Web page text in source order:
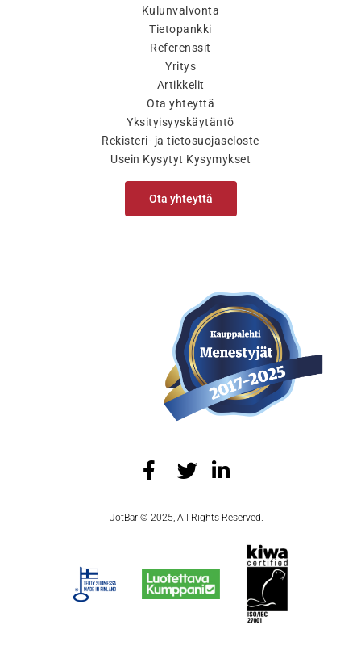
Kulunvalvonta
Tietopankki
Referenssit
Yritys
Artikkelit
Ota yhteyttä
Yksityisyyskäytäntö
Rekisteri- ja tietosuojaseloste
Usein Kysytyt Kysymykset
Ota yhteyttä
JotBar © 2025, All Rights Reserved.